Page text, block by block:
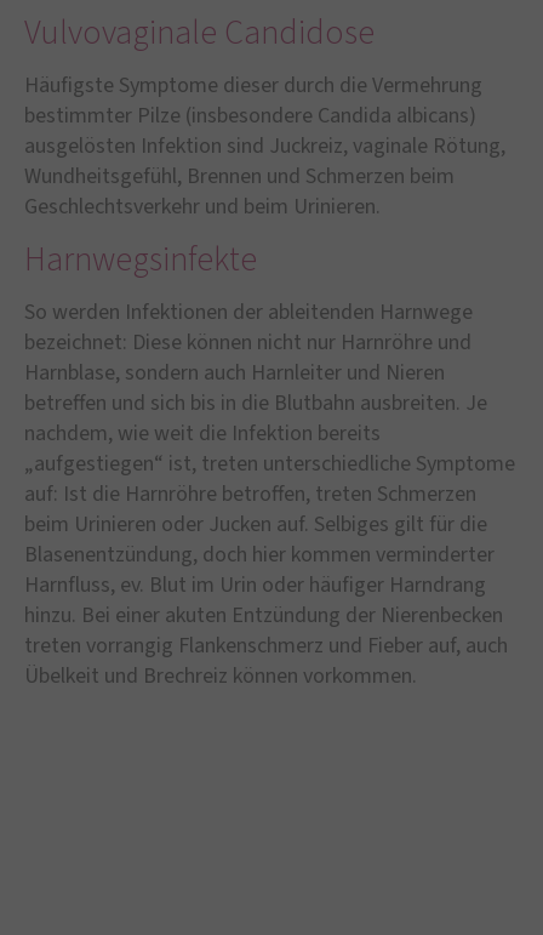
Vulvovaginale Candidose
Häufigste Symptome dieser durch die Vermehrung
bestimmter Pilze (insbesondere Candida albicans)
ausgelösten Infektion sind Juckreiz, vaginale Rötung,
Wundheitsgefühl, Brennen und Schmerzen beim
Geschlechtsverkehr und beim Urinieren.
Harnwegsinfekte
So werden Infektionen der ableitenden Harnwege
bezeichnet: Diese können nicht nur Harnröhre und
Harnblase, sondern auch Harnleiter und Nieren
betreffen und sich bis in die Blutbahn ausbreiten. Je
nachdem, wie weit die Infektion bereits
„aufgestiegen“ ist, treten unterschiedliche Symptome
auf: Ist die Harnröhre betroffen, treten Schmerzen
beim Urinieren oder Jucken auf. Selbiges gilt für die
Blasenentzündung, doch hier kommen verminderter
Harnfluss, ev. Blut im Urin oder häufiger Harndrang
hinzu. Bei einer akuten Entzündung der Nierenbecken
treten vorrangig Flankenschmerz und Fieber auf, auch
Übelkeit und Brechreiz können vorkommen.